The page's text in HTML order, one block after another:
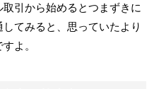
引から始めるとつまずきに
てみると、思っていたより
よ。